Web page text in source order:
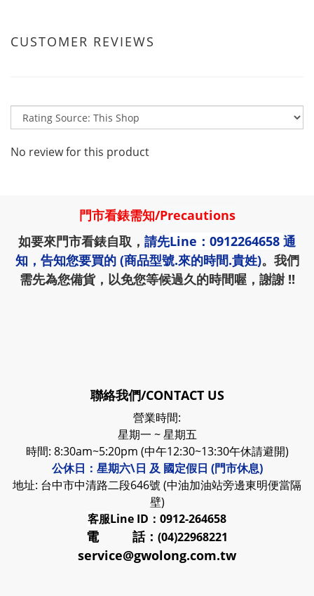
CUSTOMER REVIEWS
No review for this product
門市看錶需知/Precautions
如要來門市看錶自取， 請先Line：0912264658 通
知，告知您要買的 (商品型號.來的時間.貴姓)。我們
需先為您備貨，以免您等候過久的時間喔，謝謝 !!
聯絡我們/CONTACT US
營業時間:
星期一 ~ 星期五
時間: 8:30am~5:20pm (中午12:30~13:30午休請避開)
公休日：星期六\日 及 國定假日 (門市休息)
地址: 台中市中清路二段646號 (中油加油站旁邊東明便當隔
壁)
客服Line ID：0912-264658
電 話： (04)22968221
service@gwolong.com.tw